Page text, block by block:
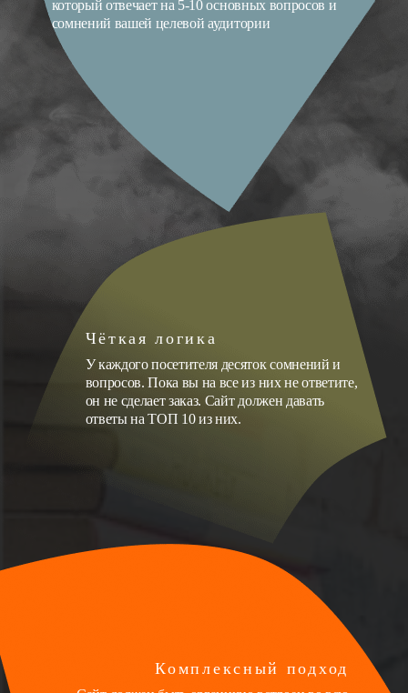
который отвечает на 5-10 основных вопросов и
сомнений вашей целевой аудитории
Чёткая логика
У каждого посетителя десяток сомнений и
вопросов. Пока вы на все из них не ответите,
он не сделает заказ. Сайт должен давать
ответы на ТОП 10 из них.
Комплексный подход